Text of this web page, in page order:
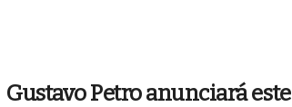
Gustavo Petro anunciará